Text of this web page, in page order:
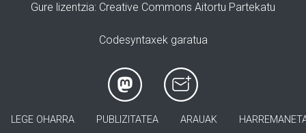
Gure lizentzia: Creative Commons Aitortu Partekatu
Codesyntaxek garatua
LEGE OHARRA PUBLIZITATEA ARAUAK